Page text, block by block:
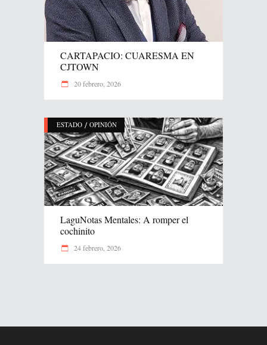
CARTAPACIO: CUARESMA EN
CJTOWN
20 febrero, 2026
ESTADO / OPINIÓN
LaguNotas Mentales: A romper el
cochinito
24 febrero, 2026